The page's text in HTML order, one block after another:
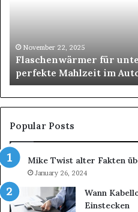
Mahlzeit
im
Auto,
Park
und
auf
Reisen
November 22, 2025
Flaschenwärmer für
perfekte Mahlzeit im
Popular Posts
Mike Twist alter Fakten
January 26, 2024
Wann
Einstecken